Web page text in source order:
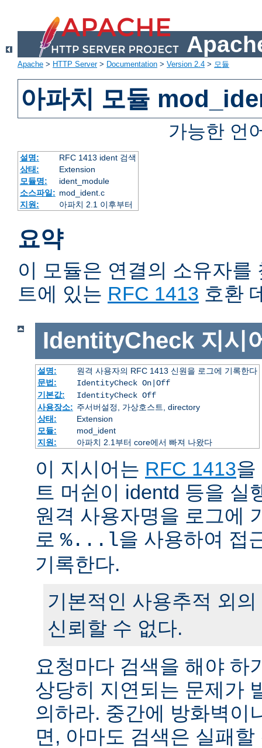
Apache > HTTP Server> Documentation > Version 2.4 > 모듈
아파치 모듈
가능한 언
설명:
RFC 1413 ident 검색
상태:
Extension
모듈명:
ident_module
소스파일: mod_ident.c
지원:
아파치 2.1 이후부터
요약
이 모듈은 연결의 소유자를
트에 있는 RFC 1413 호환
IdentityCheck 지시
설명:
원격 사용자의 RFC 1413 신원을 로그에 기록한다
문법:
IdentityCheck On|Off
기본값:
IdentityCheck Off
사용장소: 주서버설정, 가상호스트, directory
상태:
Extension
모듈:
mod_ident
지원:
아파치 2.1부터 core에서 빠져 나왔다
이 지시어는 RFC 1413을
트 머쉰이 identd 등을 실
원격 사용자명을 로그에
로 %...l을 사용하여 접
기록한다.
기본적인 사용추적 외
신뢰할 수 없다.
요청마다 검색을 해야 하
상당히 지연되는 문제가
의하라. 중간에 방화벽이
면, 아마도 검색은 실패